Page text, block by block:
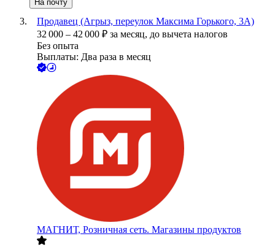
На почту
Продавец (Агрыз, переулок Максима Горького, 3А)
32 000 – 42 000 ₽ за месяц, до вычета налогов
Без опыта
Выплаты: Два раза в месяц
МАГНИТ, Розничная сеть. Магазины продуктов